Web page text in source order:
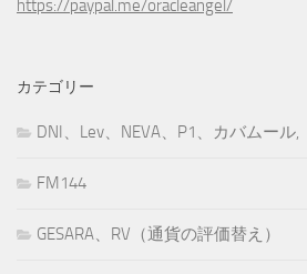
https://paypal.me/oracleangel/
カテゴリー
DNI、Lev、NEVA、P1、カバムール,
FM144
GESARA、RV（通貨の評価替え）